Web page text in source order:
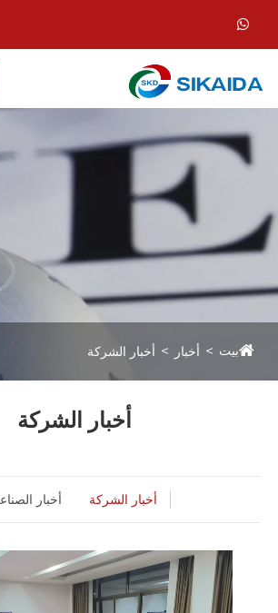
بيت أخبار أخبار الشركة
أخبار الشركة
أخبار الشركة أخبار الصناعة